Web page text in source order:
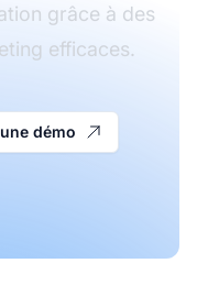
grâce à des
efficaces.
démo